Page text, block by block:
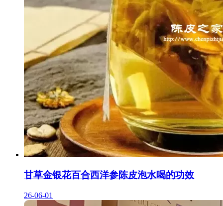
甘草金银花百合西洋参陈皮泡水喝的功效
26-06-01